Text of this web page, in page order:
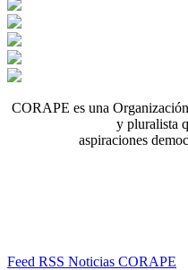
CORAPE es una
y pluralista
aspiraciones
Feed RSS Noticias CORAPE